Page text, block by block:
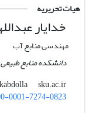
هیات تحریریه
خدایار
مهندسی منابع آب
دانشکده منابع
kabdolla
sku.ac.ir
0001-7274-0823